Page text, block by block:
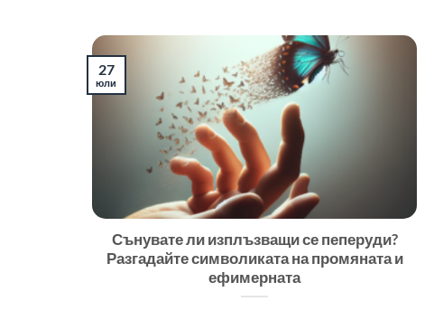
Сънувате ли изплъзващи се пеперуди?
Разгадайте символиката на промяната и
ефимерната
27
юли